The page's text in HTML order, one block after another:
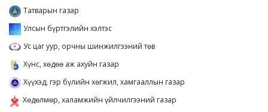
Татварын газар
Улсын бүртгэлийн хэлтэс
Ус цаг уур, орчны шинжилгээний төв
Хүнс, хөдөө аж ахуйн газар
Хүүхэд, гэр бүлийн хөгжил, хамгааллын газар
Хөдөлмөр, халамжийн үйлчилгээний газар